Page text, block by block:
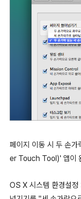
페이지 이동 시 두 손
er Touch Tool)' 앱이
OS X 시스템 환경설정